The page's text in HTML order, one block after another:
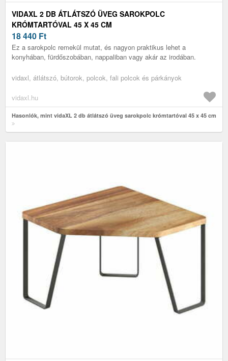
VIDAXL 2 DB ÁTLÁTSZÓ ÜVEG SAROKPOLC
KRÓMTARTÓVAL 45 X 45 CM
18 440 Ft
Ez a sarokpolc remekül mutat, és nagyon praktikus lehet a
konyhában, fürdőszobában, nappaliban vagy akár az irodában.
vidaxl, átlátszó, bútorok, polcok, fali polcok és párkányok
vidaxl.hu
Hasonlók, mint vidaXL 2 db átlátszó üveg sarokpolc krómtartóval 45 x 45 cm